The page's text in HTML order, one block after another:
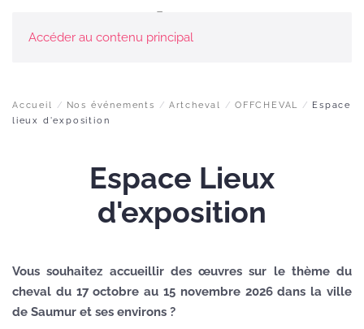
Accéder au contenu principal
Accueil Nos événements Artcheval OFFCHEVAL
Espace
lieux d'exposition
Espace Lieux
d'exposition
Vous souhaitez accueillir des œuvres sur le thème du
cheval du 17 octobre au 15 novembre 2026 dans la ville
de Saumur et ses environs ?